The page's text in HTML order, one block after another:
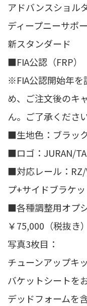
アドバンスショル
ディープニーサポ
新スタンダード
■FIA公認（FRP）
※FIA公認開始年を
め、ご注文後のキ
ん。ご了承ください
■生地色：ブラッ
■ロゴ：JURAN/
■対応レール：RZ/
プ+サイドブラケッ
■各種調整用オプ
￥75,000（税抜き
写真3枚目：
チューンアップキ
バケットシートを
デッドフォームを